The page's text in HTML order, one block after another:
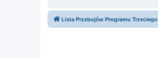
Lista Przebojów Programu Trzeciego